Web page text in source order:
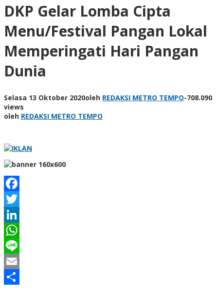
DKP Gelar Lomba Cipta
Menu/Festival Pangan Lokal
Memperingati Hari Pangan
Dunia
Selasa 13 Oktober 2020oleh REDAKSI METRO TEMPO-708.090
views
oleh REDAKSI METRO TEMPO
Facebook
Twitter
LinkedIn
WhatsApp
Line
Email